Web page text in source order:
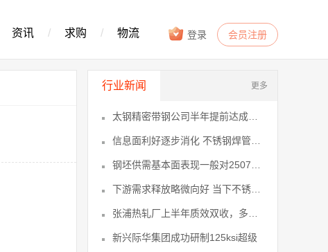
登录 会员注册
资讯 / 求购 / 物流
行业新闻 更多
新兴际华集团成功研制125ksi超级